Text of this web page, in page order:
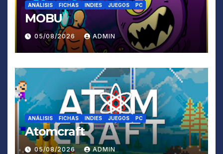
ANÁLISIS FICHAS INDIES JUEGOS PC
MOBU
05/08/2026 ADMIN
ANÁLISIS FICHAS INDIES JUEGOS PC
Atomcraft
05/08/2026 ADMIN